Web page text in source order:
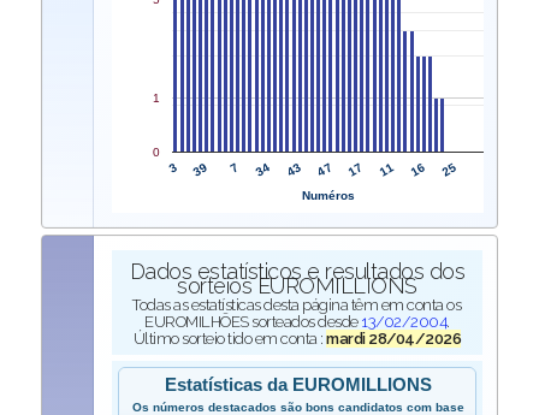
3 39 7 34 43 47 17 11 16 25
0
1
Numéros
Dados estatísticos e resultados dos
sorteios EUROMILLIONS
Todas as estatísticas desta página têm em conta os
EUROMILHÕES sorteados desde 13/02/2004.
Último sorteio tido em conta :mardi 28/04/2026
Estatísticas da EUROMILLIONS
Os números destacados são bons candidatos com base